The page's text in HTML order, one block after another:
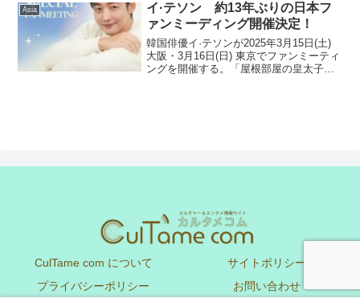
ド 公務員と７人の詐欺師」を独占配信
いたしま...
Asia
イ·テソン 約13年ぶりの日本フ
ァンミーディング開催決定！
韓国俳優イ·テソンが2025年3月15日(土)
大阪・3月16日(日) 東京でファンミーティ
ングを開催する。「屋根部屋の皇太子」
CulTame com について
サイトポリシー
プライバシーポリシー
お問い合わせ